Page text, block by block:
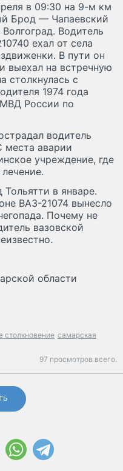
в 09:30 на 9-м км
Брод — Чапаевский
Водитель
ехал от села
В пути он
выехал на встречную
столкнулась с
1974 года
России по
водитель
места аварии
учреждение, где
в январе.
ВАЗ-21074 вынесло
Почему не
вазовской
области
столкновение самарская
97 просмотров всего.